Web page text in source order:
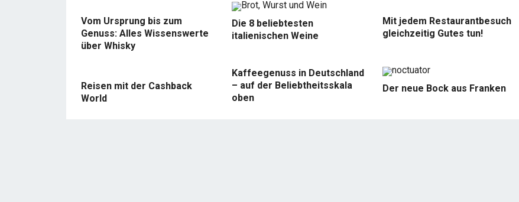
Vom Ursprung bis zum
Genuss: Alles Wissenswerte
über Whisky
Die 8 beliebtesten
italienischen Weine
Mit jedem Restaurantbesuch
gleichzeitig Gutes tun!
Reisen mit der Cashback
World
Kaffeegenuss in Deutschland
– auf der Beliebtheitsskala
oben
Der neue Bock aus Franken